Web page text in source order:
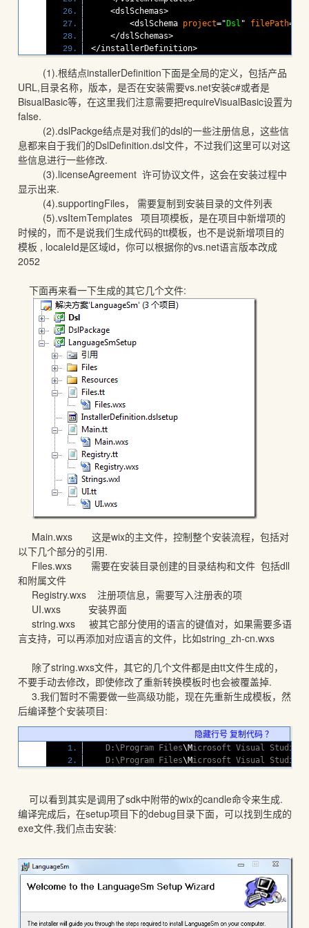
    <dslSchemas>
        <dslSchema
project=" Dsl " filePath="
    </dslSchemas>
</installerDefinition>
(1).根结点installerDefinition下面是全局的定义，包括产品
URL,目录名称，版本，是否在安装需要vs.net安装c#或者是
BisualBasic等，在这里我们注意需要把requireVisualBasic设置为
false.
(2).dslPackge结点是对我们的dsl的一些注册信息，这些信
息都来自于我们的DslDefinition.dsl文件，不过我们这里可以对这
些信息进行一些修改.
(3).licenseAgreement 许可协议文件，这会在安装过程中
显示出来.
(4).supportingFiles， 需要复制到安装目录的文件列表
(5).vsItemTemplates 项目项模板，是在项目中新增项的
时候的，而不是说我们生成代码的tt模板，也不是说新增项目的
模板 , localeId是区域id，你可以根据你的vs.net语言版本改成
2052
下面再来看一下生成的其它几个文件:
Main.wxs 这是wix的主文件，控制整个安装流程，包括对
以下几个部分的引用.
Files.wxs 需要在安装目录创建的目录结构和文件 包括dll
和附属文件
Registry.wxs 注册项信息，需要写入注册表的项
UI.wxs 安装界面
string.wxs 被其它部分使用的语言的键值对，如果需要多语
言支持，可以再添加对应语言的文件，比如string_zh-cn.wxs
除了string.wxs文件，其它的几个文件都是由tt文件生成的，
不要手动去修改，即使修改了重新转换模板时也会被覆盖掉.
3.我们暂时不需要做一些高级功能，现在先重新生成模板，然
后编译整个安装项目:
隐藏行号复制代码？
   D:\Program Files
\Microsoft Visual Studio
   D:\Program Files
\Microsoft Visual Studio
可以看到其实是调用了sdk中附带的wix的candle命令来生成.
编译完成后，在setup项目下的debug目录下面，可以找到生成的
exe文件,我们点击安装: